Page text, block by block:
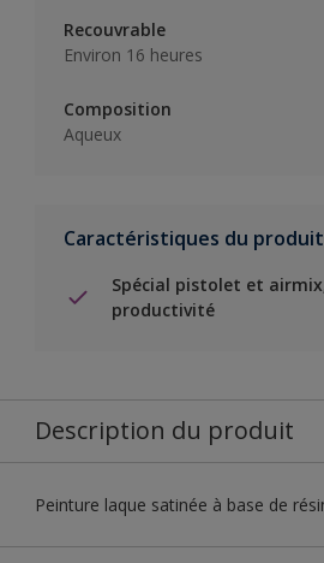
Recouvrable
Environ 16 heures
Composition
Aqueux
Caractéristiques du produit
Spécial pistolet et
productivité
Description du produit
Peinture laque satinée à base de